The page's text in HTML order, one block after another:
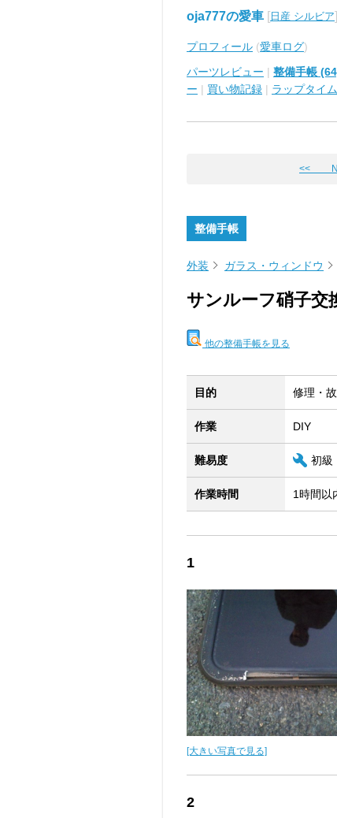
oja777の愛車 [ 日産 シルビア]
プロフィール (愛車ログ)
パーツレビュー | 整備手帳
ー | 買い物記録 | ラップタイム
<<
整備手帳
外装 ガラス・ウィンドウ
サンルーフ硝子交
他の整備手帳を見る
目的 修理・
作業 DIY
難易度 初級
作業時間 1時間以
1
[大きい写真で見る]
2